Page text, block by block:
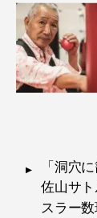
「洞穴
佐山サト
スラー